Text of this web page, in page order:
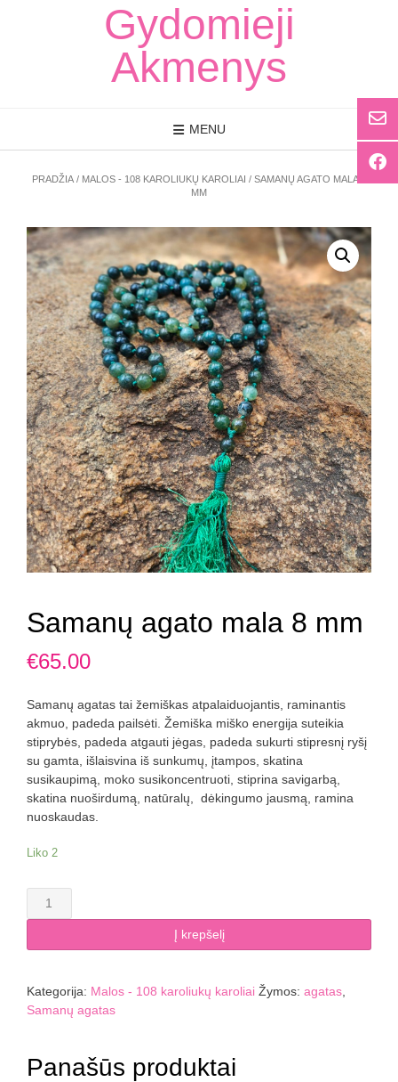
Gydomieji
Akmenys
MENU
PRADŽIA / MALOS - 108 KAROLIUKŲ KAROLIAI / SAMANŲ AGATO MALA 8
MM
Samanų agato mala 8 mm
€65.00
Samanų agatas tai žemiškas atpalaiduojantis, raminantis
akmuo, padeda pailsėti. Žemiška miško energija suteikia
stiprybės, padeda atgauti jėgas, padeda sukurti stipresnį ryšį
su gamta, išlaisvina iš sunkumų, įtampos, skatina
susikaupimą, moko susikoncentruoti, stiprina savigarbą,
skatina nuoširdumą, natūralų, dėkingumo jausmą, ramina
nuoskaudas.
Liko 2
produkto
agato
8
mm
Į krepšelį
Kategorija: Malos - 108 karoliukų karoliai Žymos: agatas
Samanų agatas
Panašūs produktai